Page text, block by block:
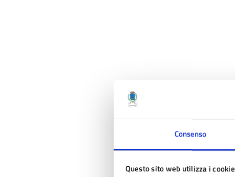
Consenso
Questo sito web utilizza i cookie